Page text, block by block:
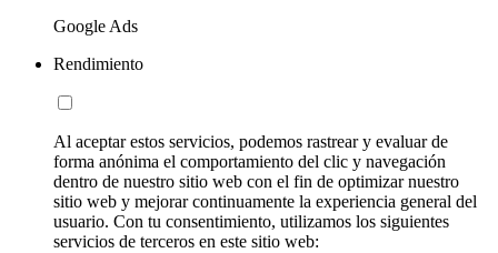
Google Ads
Rendimiento
Al aceptar estos servicios, podemos rastrear y evaluar de
forma anónima el comportamiento del clic y navegación
dentro de nuestro sitio web con el fin de optimizar nuestro
sitio web y mejorar continuamente la experiencia general del
usuario. Con tu consentimiento, utilizamos los siguientes
servicios de terceros en este sitio web: